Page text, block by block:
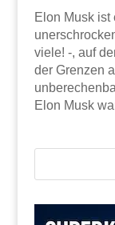
Elon Musk ist
viele! -, auf
der Grenzen
Elon Musk